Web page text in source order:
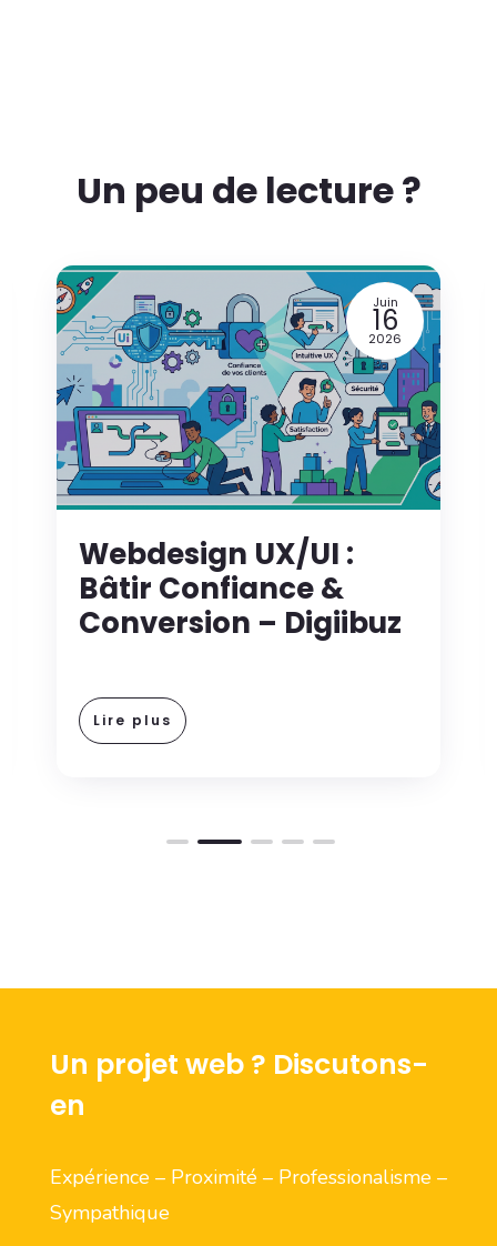
Un peu de lecture ?
Juin
16
2026
Webdesign UX/UI :
Bâtir Confiance &
Conversion – Digiibuz
Lire plus
Un projet web ? Discutons-
en
Expérience – Proximité – Professionalisme –
Sympathique